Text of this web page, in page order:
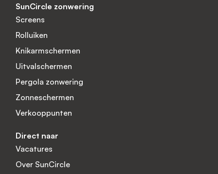
SunCircle zonwering
Screens
Rolluiken
Knikarmschermen
Uitvalschermen
Pergola zonwering
Zonneschermen
Verkooppunten
Direct naar
Vacatures
Over SunCircle